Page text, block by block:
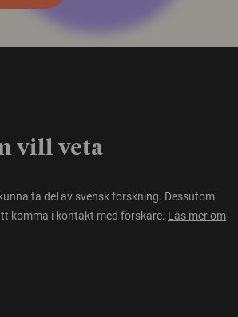
vill veta
ta del av svensk forskning. Dessutom
komma i kontakt med forskare. Läs mer om